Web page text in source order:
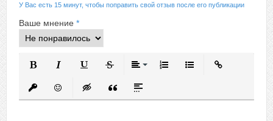
У Вас есть 15 минут, чтобы поправить свой отзыв после его публикации
Ваше мнение *
Маркированный
Вставить
Вставить защищенную ссылку
Вставить смайлик
Вставка скрытого текста
Вставка цитаты
Вставка спойлера